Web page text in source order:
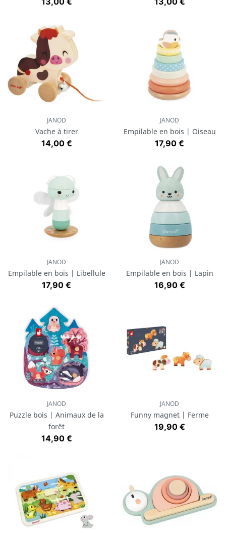
JANOD
Vache à tirer
Prix
14,00 €
JANOD
Empilable en bois | Oiseau
Prix
17,90 €
JANOD
Empilable en bois | Libellule
Prix
17,90 €
JANOD
Empilable en bois | Lapin
Prix
16,90 €
JANOD
Puzzle bois | Animaux de la
forêt
Prix
14,90 €
JANOD
Funny magnet | Ferme
Prix
19,90 €